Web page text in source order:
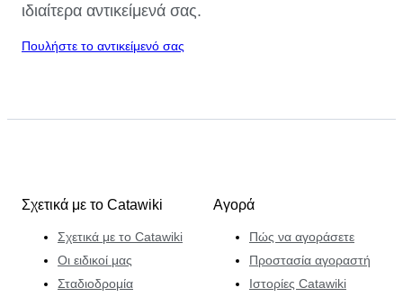
ιδιαίτερα αντικείμενά σας.
Πουλήστε το αντικείμενό σας
Σχετικά με το Catawiki
Σχετικά με το Catawiki
Οι ειδικοί μας
Σταδιοδρομία
Αγορά
Πώς να αγοράσετε
Προστασία αγοραστή
Ιστορίες Catawiki